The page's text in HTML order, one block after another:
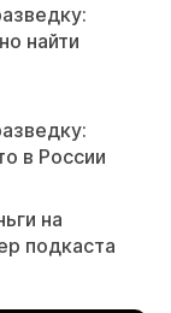
найти
в России
на
подкаста